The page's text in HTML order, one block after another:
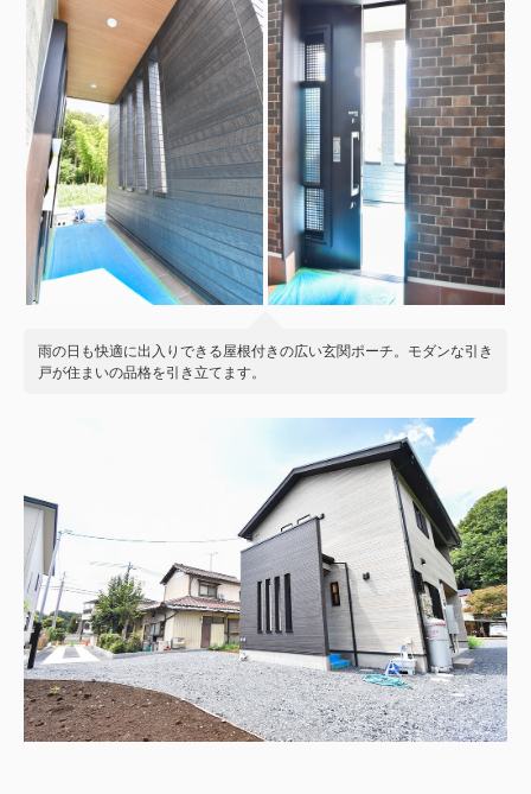
雨の日も快適に出入りできる屋根付きの広い玄関ポーチ。モダンな引き
戸が住まいの品格を引き立てます。